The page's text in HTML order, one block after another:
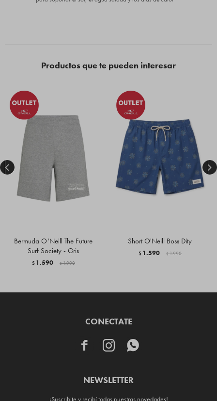
Productos que te pueden interesar
Bermuda O’Neill The Future
Surf Society - Gris
$ 1.590 $ 1.990
Short O'Neill Boss Dity
$ 1.590 $ 1.990
 
CONECTATE
  
NEWSLETTER
¡Suscribite y recibí todas nuestras novedades!